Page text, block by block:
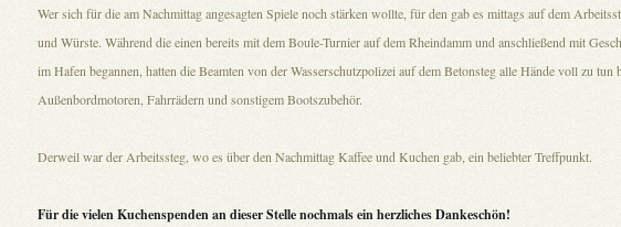
Wer sich für die am Nachmittag angesagten Spiele noch stärken wollte, für den gab es mittags auf dem
und Würste. Während die einen bereits mit dem Boule-Turnier auf dem Rheindamm und anschließend mit
im Hafen begannen, hatten die Beamten von der Wasserschutzpolizei auf dem Betonsteg alle Hände voll zu tun
Außenbordmotoren, Fahrrädern und sonstigem Bootszubehör.
Derweil war der Arbeitssteg, wo es über den Nachmittag Kaffee und Kuchen gab, ein beliebter Treffpunkt.
Für die vielen Kuchenspenden an dieser Stelle nochmals ein herzliches Dankeschön!